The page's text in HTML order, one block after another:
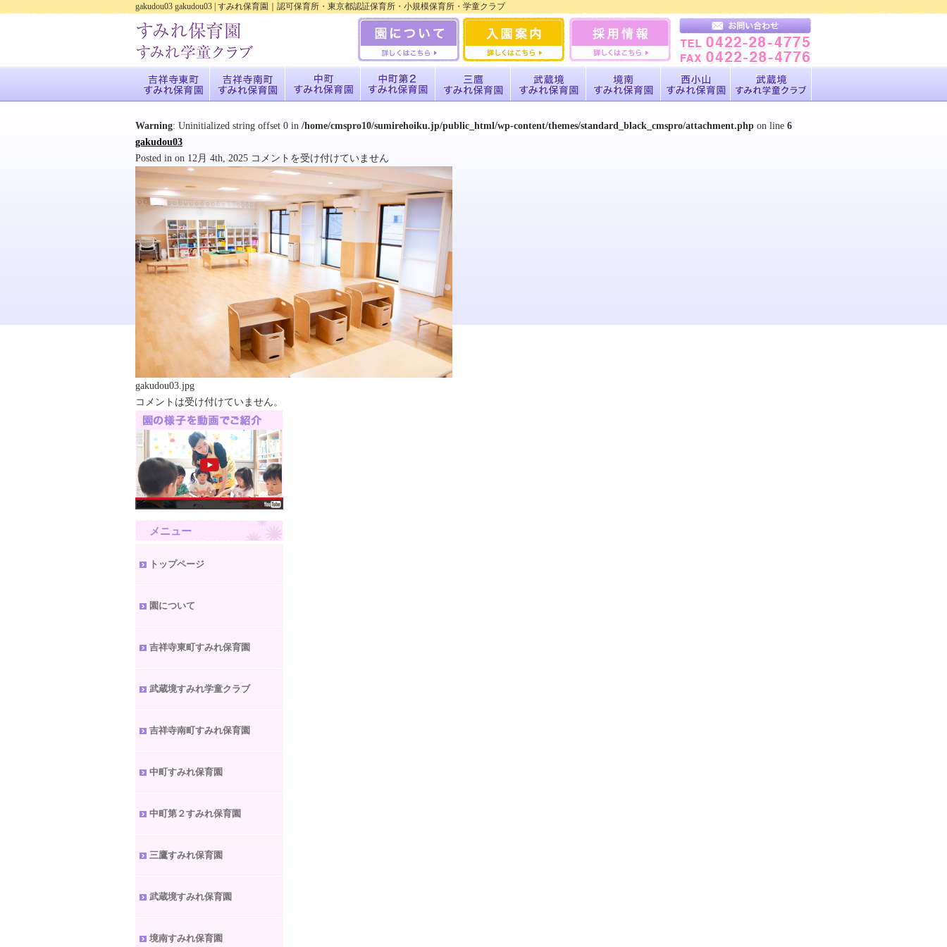
gakudou03 gakudou03 | すみれ保育園｜認可保育所・東京都認証保育所・小規模保育所・学童クラブ
Warning: Uninitialized string offset 0 in /home/cmspro10/sumirehoiku.jp/public_html/wp-content/themes/standard_black_cmspro/attachment.php on line 6
gakudou03
Posted in on 12月 4th, 2025 gakudou03
コメントを受け付けていません
gakudou03.jpg
コメントは受け付けていません。
メニュー
トップページ
園について
吉祥寺東町すみれ保育園
武蔵境すみれ学童クラブ
吉祥寺南町すみれ保育園
中町すみれ保育園
中町第２すみれ保育園
三鷹すみれ保育園
武蔵境すみれ保育園
境南すみれ保育園